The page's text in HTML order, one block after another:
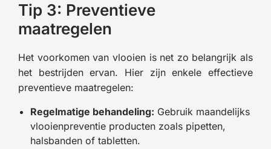
Tip 3: Preventieve
maatregelen
Het voorkomen van vlooien is net zo belangrijk als
het bestrijden ervan. Hier zijn enkele effectieve
preventieve maatregelen:
Regelmatige behandeling: Gebruik maandelijks
vlooienpreventie producten zoals pipetten,
halsbanden of tabletten.